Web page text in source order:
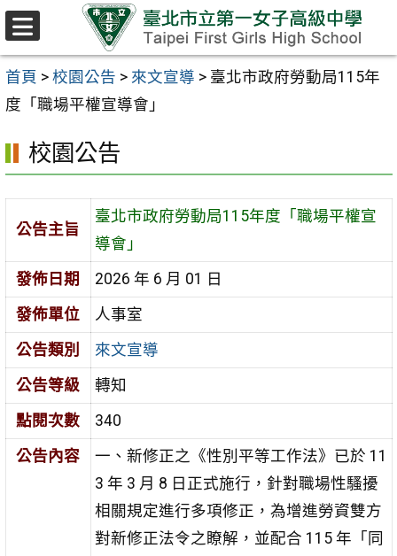
跳至主要內容區
首頁 > 校園公告 > 來文宣導 > 臺北市政府勞動局115年
度「職場平權宣導會」
校園公告
公告主旨
臺北市政府勞動局115年度「職場平權宣
導會」
發佈日期
2026 年 6 月 01 日
發佈單位
人事室
公告類別
來文宣導
公告等級
轉知
點閱次數
340
公告內容
一、新修正之《性別平等工作法》已於 11
3 年 3 月 8 日正式施行，針對職場性騷擾
相關規定進行多項修正，為增進勞資雙方
對新修正法令之瞭解，並配合 115 年「同
選
單